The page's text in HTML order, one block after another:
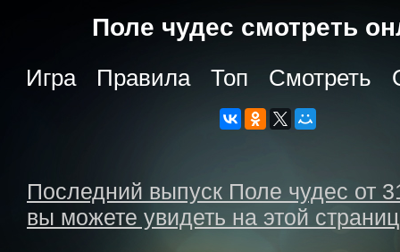
Поле чудес cмотреть
Игра Правила Топ Смотреть
Последний выпуск Поле чудес от
вы можете увидеть на этой